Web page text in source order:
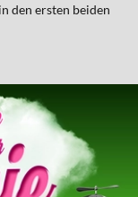
den ersten beiden